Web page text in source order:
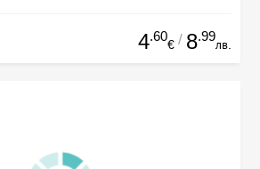
4.60
€ / 8.99
лв.